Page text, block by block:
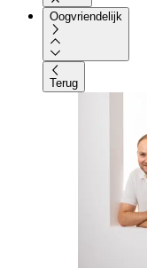
Oogvriendelijk
Terug